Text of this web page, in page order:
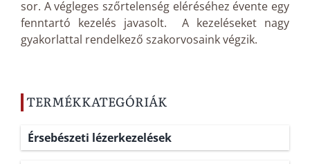
sor. A végleges szőrtelenség eléréséhez évente egy
fenntartó kezelés javasolt. A kezeléseket nagy
gyakorlattal rendelkező szakorvosaink végzik.
TERMÉKKATEGÓRIÁK
Érsebészeti lézerkezelések